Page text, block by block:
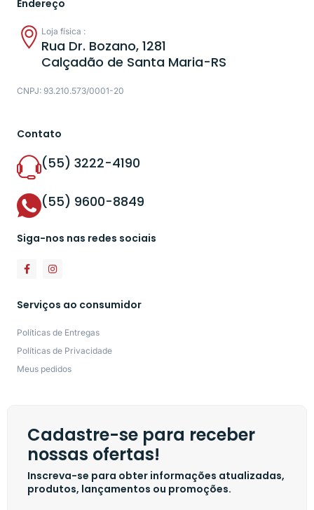
Endereço
Loja física :
Rua Dr. Bozano, 1281
Calçadão de Santa Maria-RS
CNPJ: 93.210.573/0001-20
Contato
(55) 3222-4190
(55) 9600-8849
Siga-nos nas redes sociais
Serviços ao consumidor
Políticas de Entregas
Políticas de Privacidade
Meus pedidos
Cadastre-se para receber
nossas ofertas!
Inscreva-se para obter informações atualizadas,
produtos, lançamentos ou promoções.